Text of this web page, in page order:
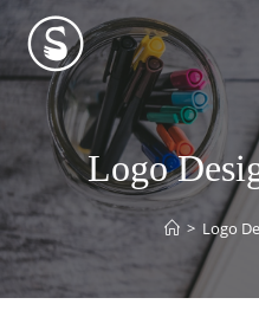
Logo
> Logo